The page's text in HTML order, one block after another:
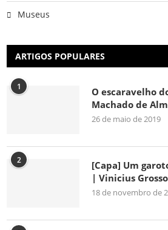
Museus
ARTIGOS POPULARES
1
O escaravelho
Machado de
26 de maio de 2019
2
[Capa] Um
| Vinicius
18 de novembro de